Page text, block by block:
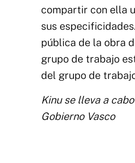
compartir con ella
sus
pública de la obra
grupo de trabajo
del grupo de
Kinu se lleva a
Gobierno Vasco